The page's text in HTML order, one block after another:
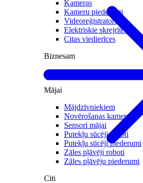
Kameras
Kameru piederumi
Videoreģistratori
Elektriskie skrejriteņi
Citas viedierīces
Biznesam
Mājai
Mājdzīvniekiem
Novērošanas kameras
Sensori mājai
Putekļu sūcēji roboti
Putekļu sūcēji piederumi
Zāles pļāvēji roboti
Zāles pļāvēju piederumi
Citi